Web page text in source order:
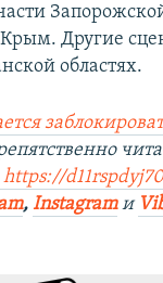
Другие
областях.
https://
,Instagramи